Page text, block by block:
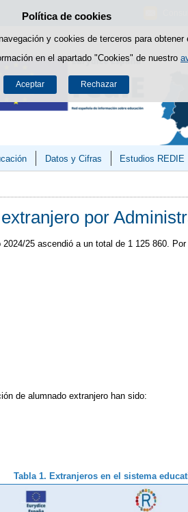
Política de cookies
y cookies de terceros para
en el apartado "Cookies" de nuestro
Aceptar Rechazar
Saltar al contenido
Datos y Cifras Estudios REDIE
por
25 ascendió a un total de 1 125 860.
de alumnado extranjero han sido:
Tabla 1. Extranjeros en el sistema